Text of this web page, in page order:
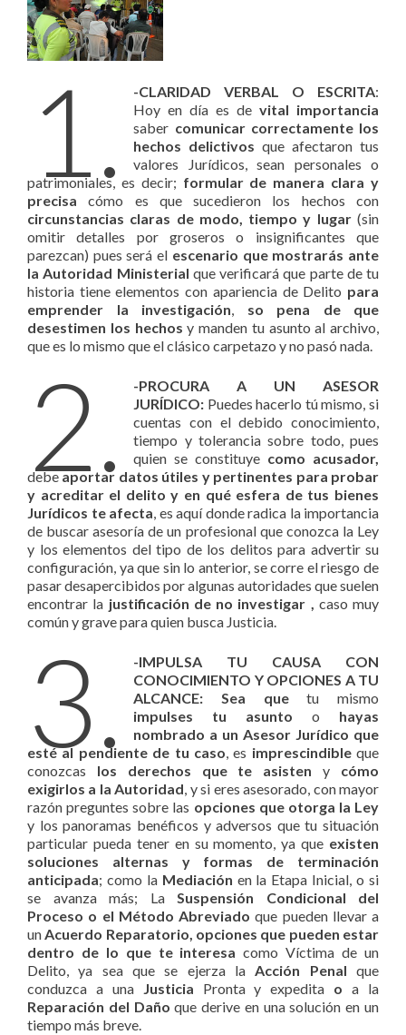
1. -CLARIDAD VERBAL O ESCRITA:
Hoy en día es devital importancia
saber comunicar correctamente los
hechos delictivosque afectaron tus
valores Jurídicos, sean personales o
patrimoniales, es decir; formular de manera clara y
precisacómo es que sucedieron los hechos con
circunstancias claras de modo, tiempo y lugar (sin
omitir detalles por groseros o insignificantes que
parezcan) pues será el escenario que mostrarás ante
la Autoridad Ministerial que verificará que parte de tu
historia tiene elementos con apariencia de Delito para
emprender la investigación, so pena de que
desestimen los hechosy manden tu asunto al archivo,
que es lo mismo que el clásico carpetazo y no pasó nada.
2.
-PROCURA A UN ASESOR
JURÍDICO: Puedes hacerlo tú mismo, si
cuentas con el debido conocimiento,
tiempo y tolerancia sobre todo, pues
quien se constituye como acusador,
debeaportar datos útiles y pertinentes para probar
y acreditar el delito y en qué esfera de tus bienes
Jurídicos te afecta, es aquí donde radica la importancia
de buscar asesoría de un profesional que conozca la Ley
y los elementos del tipo de los delitos para advertir su
configuración, ya que sin lo anterior, se corre el riesgo de
pasar desapercibidos por algunas autoridades que suelen
encontrar la justificación de no investigar , caso muy
común y grave para quien busca Justicia.
3.
-IMPULSA TU CAUSA CON
CONOCIMIENTO Y OPCIONES A TU
ALCANCE: Sea quetu mismo
impulses tu asuntoo hayas
nombrado a un Asesor Jurídico que
esté al pendiente de tu caso, es imprescindible que
conozcas los derechos que te asisteny cómo
exigirlos a la Autoridad, y si eres asesorado, con mayor
razón preguntes sobre las opciones que otorga la Ley
y los panoramas benéficos y adversos que tu situación
particular pueda tener en su momento, ya que existen
soluciones alternas y formas de terminación
anticipada; como la Mediación en la Etapa Inicial, o si
se avanza más; La Suspensión Condicional del
Proceso o el Método Abreviado que pueden llevar a
unAcuerdo Reparatorio, opciones que pueden estar
dentro de lo que te interesacomo Víctima de un
Delito, ya sea que se ejerza laAcción Penalque
conduzca a una Justicia Pronta y expedita oa la
Reparación del Dañoque derive en una solución en un
tiempo más breve.